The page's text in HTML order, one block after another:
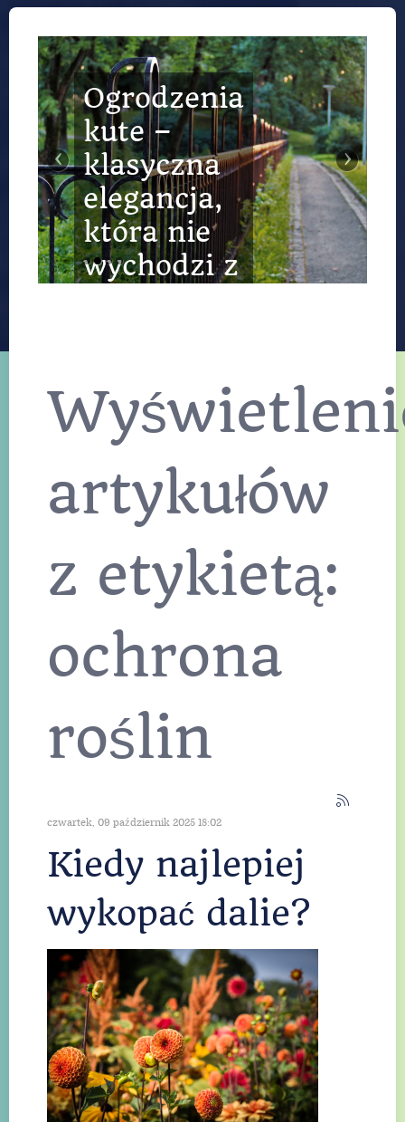
Read More
Ogrodzenia
kute –
klasyczna
elegancja,
która nie
wychodzi z
pokoleń definiuje
prestiżowe
rezydencje i domy z
charakterem. W
dobie masowej
produkcji,
kowalstwo
artystyczne
luksusu, łączącym
szlachetny metal z
niepowtarzalnym
designem. Nic tak
skutecznie nie
podnosi prestiżu
posesji, jak
ogrodzenie, które
staje się wizytówką
domu.Read More
Read More
Read More
›
‹
artykułów
z etykietą:
ochrona
roślin
czwartek, 09 październik 2025 18:02
Kiedy najlepiej
wykopać dalie?